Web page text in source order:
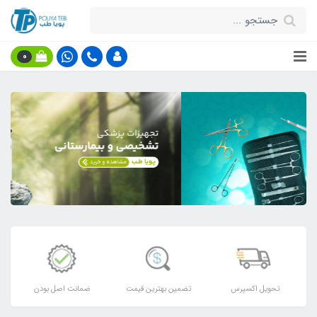
0
تحویل اکسپرس تضمین بهترین قیمت ضمانت اصل بودن